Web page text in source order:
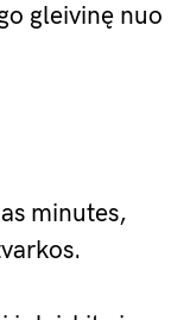
gleivinę nuo
minutes,